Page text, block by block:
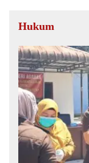
Hukum